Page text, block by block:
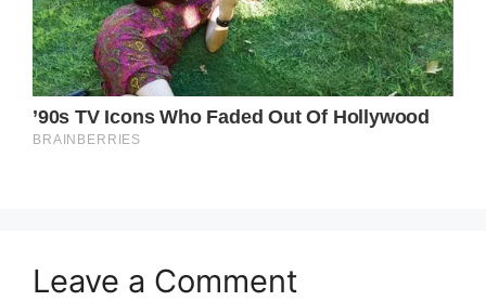
Leave a Comment